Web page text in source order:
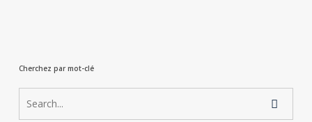
Cherchez par mot-clé